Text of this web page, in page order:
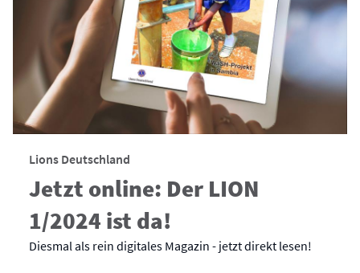
Lions Deutschland
Jetzt online: Der LION
1/2024 ist da!
Diesmal als rein digitales Magazin - jetzt direkt lesen!